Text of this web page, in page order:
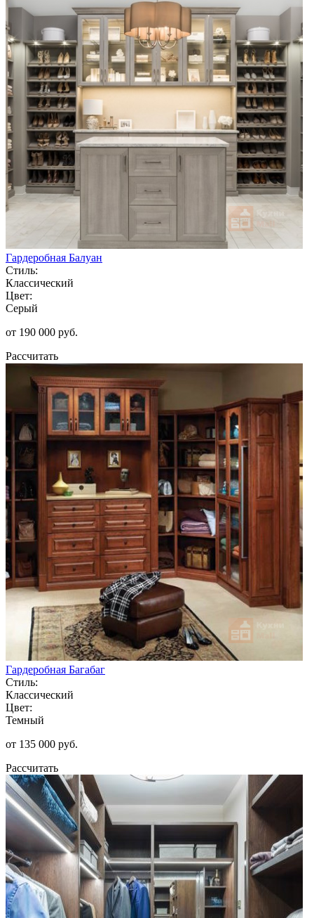
Гардеробная Балуан
Стиль:
Классический
Цвет:
Серый
от 190 000 руб.
Рассчитать
Гардеробная Багабаг
Стиль:
Классический
Цвет:
Темный
от 135 000 руб.
Рассчитать